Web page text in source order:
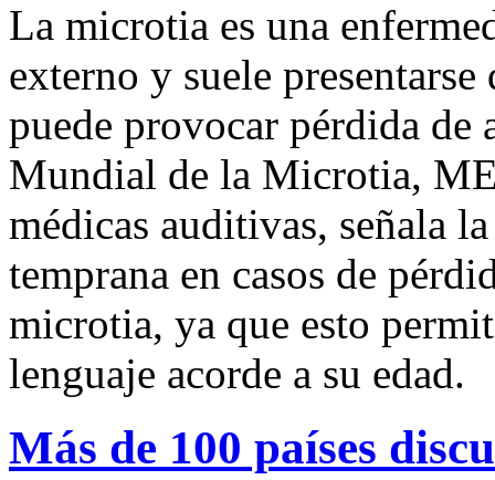
La microtia es una
externo y suele
puede provocar pérdida
Mundial de la Microtia,
médicas auditivas, señala
temprana en casos de
microtia, ya que esto
lenguaje acorde a su edad.
Más de 100 países